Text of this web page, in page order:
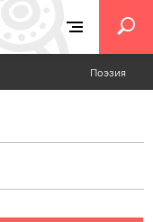
Поэзия